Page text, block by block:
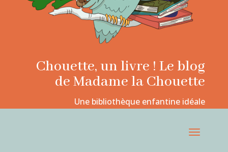
Chouette, un livre ! Le blog
de Madame la Chouette
Une bibliothèque enfantine idéale